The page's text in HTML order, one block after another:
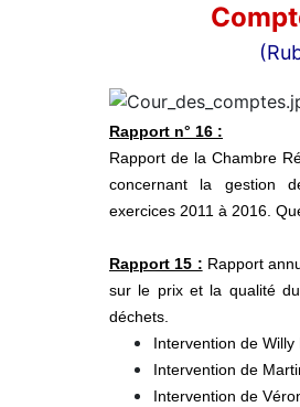
Rapport n° 16 :
Rapport de la Chambre
concernant la gestion
exercices 2011 à 2016.
Rapport 15 : Rapport
sur le prix et la qualité
déchets.
Intervention de Willy
Intervention de
Intervention de